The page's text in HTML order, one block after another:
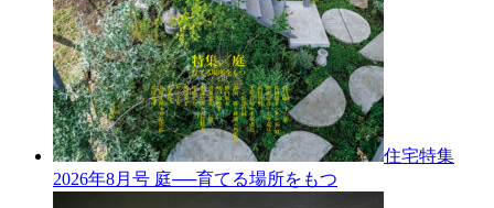
住宅特集
2026年8月号 庭──育てる場所をもつ